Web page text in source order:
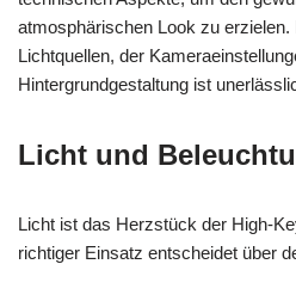
atmosphärischen Look zu erzielen.
Lichtquellen, der
Hintergrundgestaltung ist
Licht und
Licht ist das Herzstück der High-
richtiger Einsatz entscheidet über